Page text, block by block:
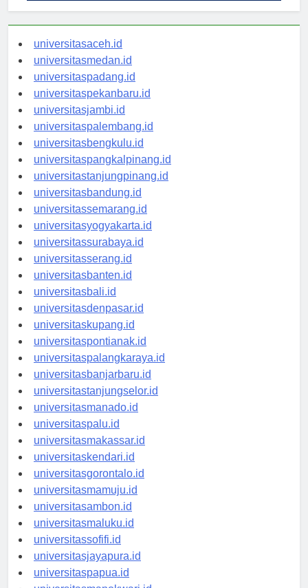
universitasaceh.id
universitasmedan.id
universitaspadang.id
universitaspekanbaru.id
universitasjambi.id
universitaspalembang.id
universitasbengkulu.id
universitaspangkalpinang.id
universitastanjungpinang.id
universitasbandung.id
universitassemarang.id
universitasyogyakarta.id
universitassurabaya.id
universitasserang.id
universitasbanten.id
universitasbali.id
universitasdenpasar.id
universitaskupang.id
universitaspontianak.id
universitaspalangkaraya.id
universitasbanjarbaru.id
universitastanjungselor.id
universitasmanado.id
universitaspalu.id
universitasmakassar.id
universitaskendari.id
universitasgorontalo.id
universitasmamuju.id
universitasambon.id
universitasmaluku.id
universitassofifi.id
universitasjayapura.id
universitaspapua.id